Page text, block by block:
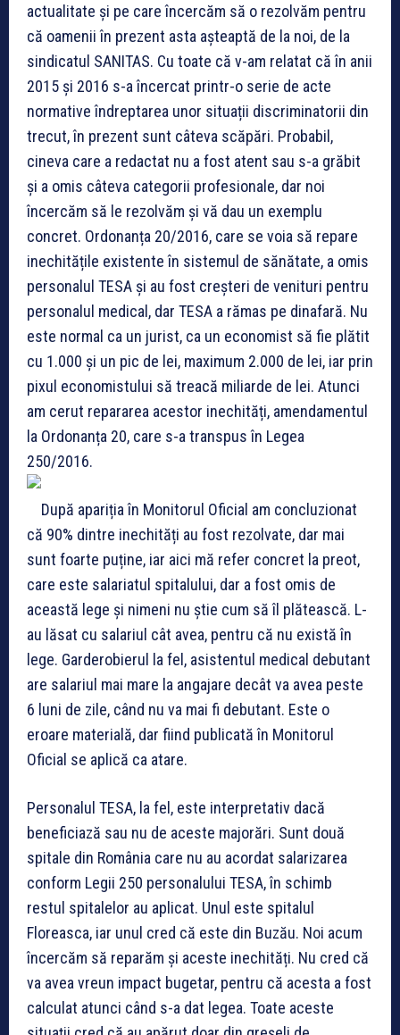
actualitate și pe care încercăm să o rezolvăm pentru
că oamenii în prezent asta așteaptă de la noi, de la
sindicatul SANITAS. Cu toate că v-am relatat că în anii
2015 și 2016 s-a încercat printr-o serie de acte
normative îndreptarea unor situații discriminatorii din
trecut, în prezent sunt câteva scăpări. Probabil,
cineva care a redactat nu a fost atent sau s-a grăbit
și a omis câteva categorii profesionale, dar noi
încercăm să le rezolvăm și vă dau un exemplu
concret. Ordonanța 20/2016, care se voia să repare
inechitățile existente în sistemul de sănătate, a omis
personalul TESA și au fost creșteri de venituri pentru
personalul medical, dar TESA a rămas pe dinafară. Nu
este normal ca un jurist, ca un economist să fie plătit
cu 1.000 și un pic de lei, maximum 2.000 de lei, iar prin
pixul economistului să treacă miliarde de lei. Atunci
am cerut repararea acestor inechități, amendamentul
la Ordonanța 20, care s-a transpus în Legea
250/2016.
După apariția în Monitorul Oficial am concluzionat
că 90% dintre inechități au fost rezolvate, dar mai
sunt foarte puține, iar aici mă refer concret la preot,
care este salariatul spitalului, dar a fost omis de
această lege și nimeni nu știe cum să îl plătească. L-
au lăsat cu salariul cât avea, pentru că nu există în
lege. Garderobierul la fel, asistentul medical debutant
are salariul mai mare la angajare decât va avea peste
6 luni de zile, când nu va mai fi debutant. Este o
eroare materială, dar fiind publicată în Monitorul
Oficial se aplică ca atare.
Personalul TESA, la fel, este interpretativ dacă
beneficiază sau nu de aceste majorări. Sunt două
spitale din România care nu au acordat salarizarea
conform Legii 250 personalului TESA, în schimb
restul spitalelor au aplicat. Unul este spitalul
Floreasca, iar unul cred că este din Buzău. Noi acum
încercăm să reparăm și aceste inechități. Nu cred că
va avea vreun impact bugetar, pentru că acesta a fost
calculat atunci când s-a dat legea. Toate aceste